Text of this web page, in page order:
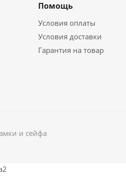
Помощь
Условия оплаты
Условия доставки
Гарантия на товар
и сейфа